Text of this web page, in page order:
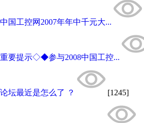
中国工控网2007年年中千元大...
重要提示◇◆参与2008中国工控...
论坛最近是怎么了 ？ [1245]